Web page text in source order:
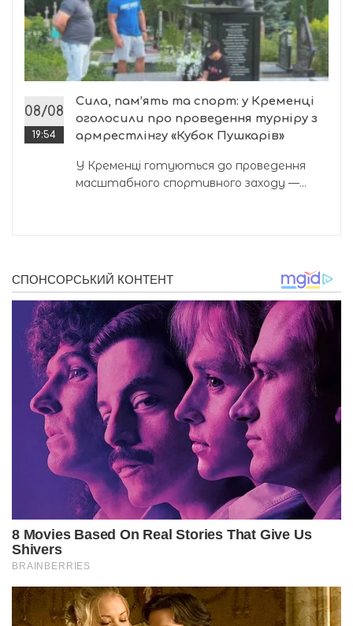
08/08
19:54
Сила, пам’ять та спорт: у Кременці
оголосили про проведення турніру з
армрестлінгу «Кубок Пушкарів»
У Кременці готуються до проведення
масштабного спортивного заходу —...